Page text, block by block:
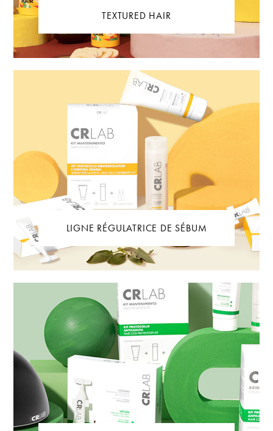
TEXTURED HAIR
LIGNE RÉGULATRICE DE SÉBUM